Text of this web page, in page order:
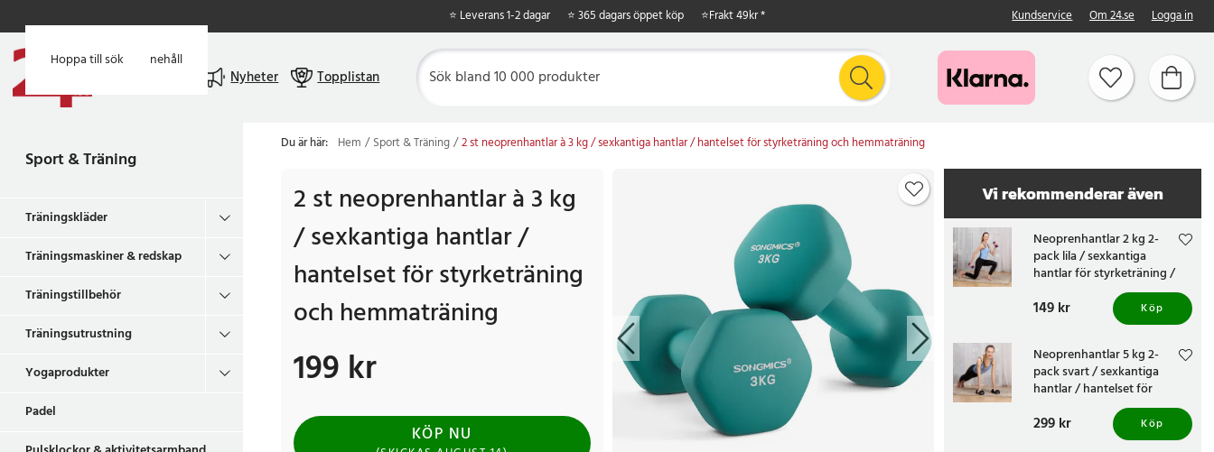
Hoppa till huvudinnehåll
Hoppa till sök
⭐ Leverans 1-2 dagar ⭐ 365 dagars öppet köp ⭐Frakt 49kr * Kundservice Om 24.se Logga in
Nyheter Topplistan
Sport & Träning
Träningskläder
Träningsmaskiner & redskap
Träningstillbehör
Träningsutrustning
Yogaprodukter
Padel
Du är här: Hem Sport & Träning 2 st neoprenhantlar à 3 kg / sexkantiga hantlar / hantelset för styrketräning och hemmaträning
2 st neoprenhantlar à 3 kg
/ sexkantiga hantlar /
hantelset för styrketräning
och hemmaträning
Pris:199 kr
199 kr
KÖP NU
Vi rekommenderar även
Neoprenhantlar 2 kg 2-
pack lila / sexkantiga
hantlar för styrketräning /
hantelset för hemmaträning
Pris :149 kr
149 kr Köp
Neoprenhantlar 5 kg 2-
pack svart / sexkantiga
hantlar / hantelset för
styrke- och hemmaträning
Pris:299 kr
299 kr Köp